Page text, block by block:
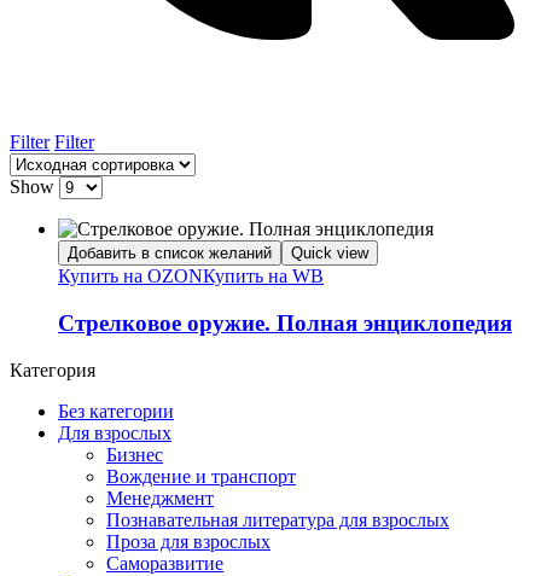
Filter Filter
Show
Добавить в список желаний Quick view
Купить на OZONКупить на WB
Стрелковое оружие. Полная энциклопедия
Категория
Без категории
Для взрослых
Бизнес
Вождение и транспорт
Менеджмент
Познавательная литература для взрослых
Проза для взрослых
Саморазвитие